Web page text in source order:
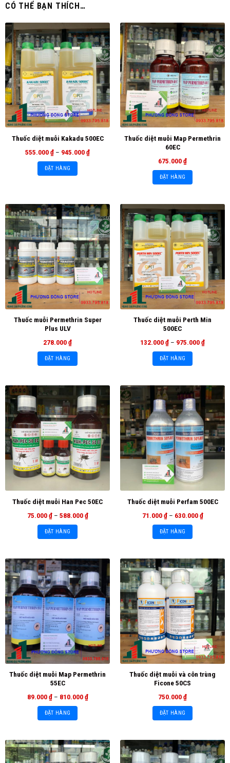
CÓ THỂ BẠN THÍCH…
Thuốc diệt muỗi Kakadu 500EC
555.000₫ – 945.000₫
ĐẶT HÀNG
Thuốc diệt muỗi Map Permethrin
60EC
675.000₫
ĐẶT HÀNG
Thuốc muỗi Permethrin Super
Plus ULV
278.000₫
ĐẶT HÀNG
Thuốc diệt muỗi Perth Min
500EC
132.000₫ – 975.000₫
ĐẶT HÀNG
Thuốc diệt muỗi Han Pec 50EC
75.000₫ – 588.000₫
ĐẶT HÀNG
Thuốc diệt muỗi Perfam 500EC
71.000₫ – 630.000₫
ĐẶT HÀNG
Thuốc diệt muỗi Map Permethrin
55EC
89.000₫ – 810.000₫
ĐẶT HÀNG
Thuốc diệt muỗi và côn trùng
Ficone 50CS
750.000₫
ĐẶT HÀNG